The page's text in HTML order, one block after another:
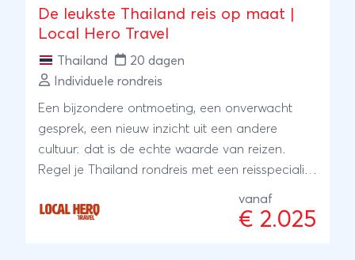
De leukste Thailand reis op maat |
Local Hero Travel
Thailand
20 dagen
Individuele rondreis
Een bijzondere ontmoeting, een onverwacht
gesprek, een nieuw inzicht uit een andere
cultuur: dat is de echte waarde van reizen.
Regel je Thailand rondreis met een reisspecialist
ter plaatse, onze local Hero's. Zij wonen er zelf
en met hun ervaring en kennis regelen zij je reis:
vanaf
€ 2.025